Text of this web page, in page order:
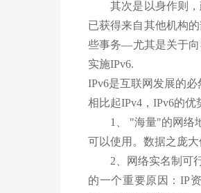
其次是以身作则，
已获得来自其他机构
些事务—尤其是关于向
实施IPv6.
IPv6是互联网发展的
相比起IPv4，IPv6的优
1、 "海量"的网络地
可以使用。数据之庞大
2、网络实名制可行
的一个重要原因：IP